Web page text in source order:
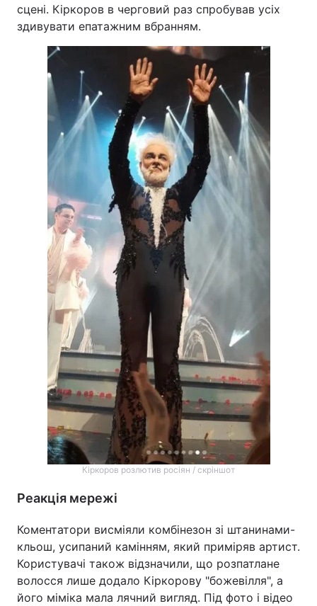
сцені. Кіркоров в черговий раз спробував усіх
здивувати епатажним вбранням.
Кіркоров розлютив росіян / скріншот
Реакція мережі
Коментатори висміяли комбінезон зі штанинами-
кльош, усипаний камінням, який приміряв артист.
Користувачі також відзначили, що розпатлане
волосся лише додало Кіркорову "божевілля", а
його міміка мала лячний вигляд. Під фото і відео